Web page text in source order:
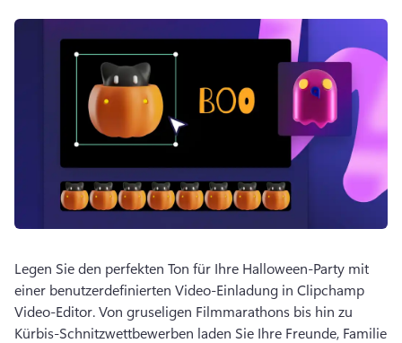
Legen Sie den perfekten Ton für Ihre Halloween-Party mit
einer benutzerdefinierten Video-Einladung in Clipchamp
Video-Editor. Von gruseligen Filmmarathons bis hin zu
Kürbis-Schnitzwettbewerben laden Sie Ihre Freunde, Familie